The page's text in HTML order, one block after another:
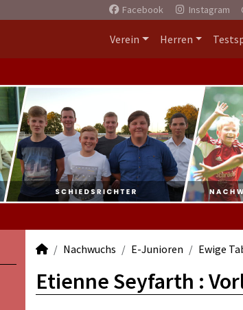
Facebook Instagram
Verein Herren
Nachwuchs E-Junioren Ewige
Etienne Seyfarth :